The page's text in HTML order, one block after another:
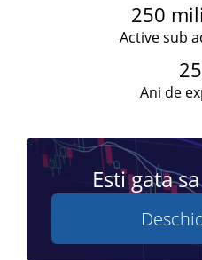
250
Active sub
Ani de
Esti gata